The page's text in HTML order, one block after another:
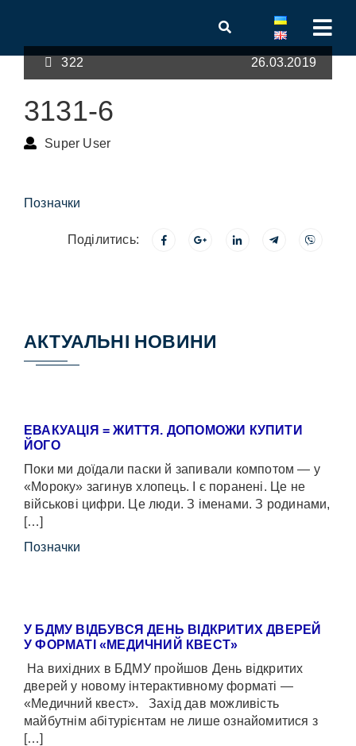
322 26.03.2019
3131-6
Super User
Позначки
Поділитись:
АКТУАЛЬНІ НОВИНИ
ЕВАКУАЦІЯ = ЖИТТЯ. ДОПОМОЖИ КУПИТИ
ЙОГО
Поки ми доїдали паски й запивали компотом — у
«Мороку» загинув хлопець. І є поранені. Це не
військові цифри. Це люди. З іменами. З родинами,
[…]
Позначки
У БДМУ ВІДБУВСЯ ДЕНЬ ВІДКРИТИХ ДВЕРЕЙ
У ФОРМАТІ «МЕДИЧНИЙ КВЕСТ»
На вихідних в БДМУ пройшов День відкритих
дверей у новому інтерактивному форматі —
«Медичний квест». Захід дав можливість
майбутнім абітурієнтам не лише ознайомитися з
[…]